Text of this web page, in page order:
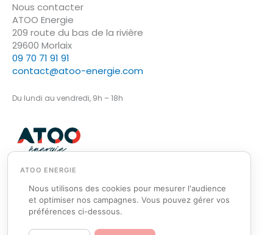
Nous contacter
ATOO Energie
209 route du bas de la rivière
29600 Morlaix
09 70 71 91 91
contact@atoo-energie.com
Du lundi au vendredi, 9h – 18h
© ATOO Energie 2026
Mentions légales
Nous utilisons des cookies pour mesurer l'audience
et optimiser nos campagnes. Vous pouvez gérer vos
préférences ci-dessous.